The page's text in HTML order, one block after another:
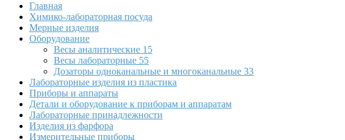
Главная
Химико-лабораторная посуда
Мерные изделия
Оборудование
Весы аналитические 15
Весы лабораторные 55
Дозаторы одноканальные и многоканальные 33
Лабораторные изделия из пластика
Приборы и аппараты
Детали и оборудование к приборам и аппаратам
Лабораторные принадлежности
Изделия из фарфора
Измерительные приборы